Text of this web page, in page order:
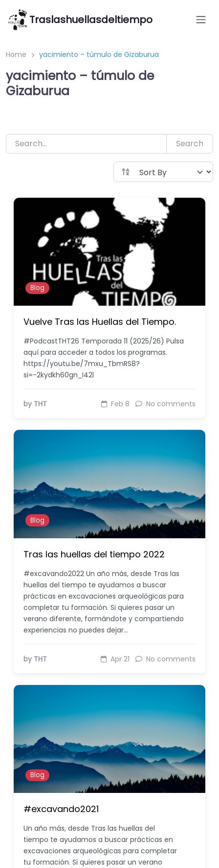
Saltar
contenido
Traslashuellasdeltiempo
Home yacimiento – túmulo de Gizaburua
yacimiento – túmulo de
Gizaburua
Search
Blog
Vuelve Tras las Huellas del Tiempo.
#PodcastTHT26 Temporada 11 (2025/26) Pulsa
aquí para acceder a todos los programas.
https://youtu.be/7mxu_TbmRS8?
si=-2kydkh60gn_I42l
by THT Feb 8 No comments
Blog
Tras las huellas del tiempo 2022
#excavando2022 Un año más, desde Tras las
huellas del tiempo te ayudamos a buscar
prácticas en excavaciones arqueológicas para
completar tu formación. Si quieres pasar un
verano diferente, formándote y compartiendo
experiencias no puedes dejar…
by THT Apr 21 No comments
Blog
#excavando2021
Un año más, desde Tras las huellas del
tiempo te ayudamos a buscar prácticas en
excavaciones arqueológicas para completar
tu formación. Si quieres pasar un verano